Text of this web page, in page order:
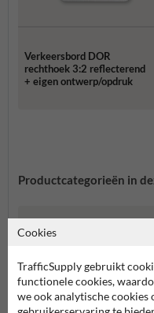
Verkeersbord DOR
rechthoek 3:2 reflecterend
+ eigen ontwerp/opdruk
Productcategorieën in
Cookies
TrafficSupply gebruikt
functionele cookies,
we ook analytische cookies